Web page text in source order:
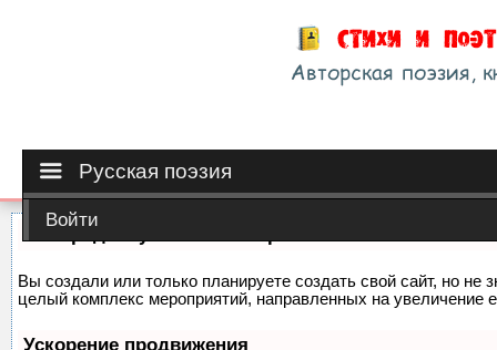
Русская поэзия
Войти
Вы создали или только планируете создать свой сайт, но не
целый комплекс мероприятий, направленных на увеличение
Ускорение продвижения